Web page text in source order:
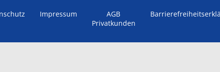
Impressum
AGB
Privatkunden